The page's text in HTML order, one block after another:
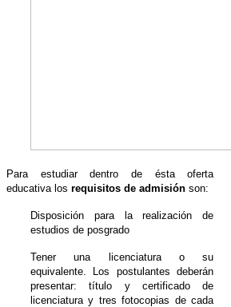
Para estudiar dentro de ésta oferta
educativa los requisitos de admisión son:
Disposición para la realización de
estudios de posgrado
Tener una licenciatura o su
equivalente. Los postulantes deberán
presentar: título y certificado de
licenciatura y tres fotocopias de cada